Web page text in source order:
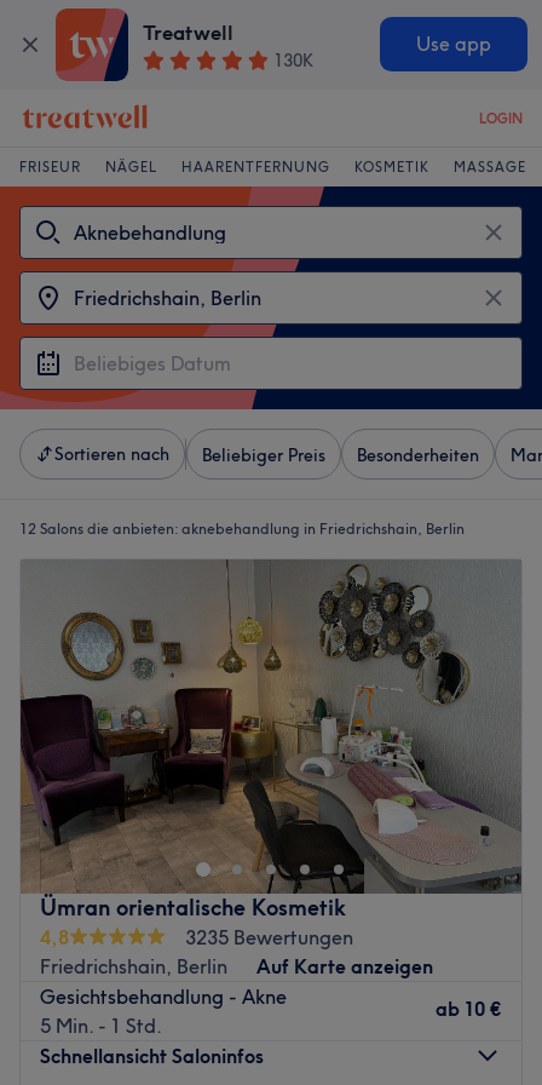
Treatwell
130K
Use app
LOGIN
FRISEUR NÄGEL HAARENTFERNUNG KOSMETIK MASSAGE
Sortieren nach Beliebiger Preis Besonderheiten
12 Salons die anbieten: aknebehandlung in Friedrichshain, Berlin
Ümran orientalische Kosmetik
4,8
3235 Bewertungen
Friedrichshain, Berlin
Auf Karte anzeigen
Gesichtsbehandlung - Akne
5 Min. - 1 Std.
ab 10 €
Schnellansicht Saloninfos